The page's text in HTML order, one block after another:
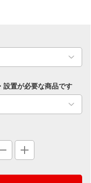
設置が必要な商品です